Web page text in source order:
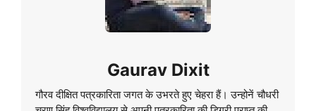
Gaurav Dixit
गौरव दीक्षित पत्रकारिता जगत के उभरते हुए चेहरा हैं। उन्होनें चौधरी